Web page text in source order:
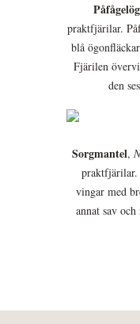
praktfjärilar.
blå
Fjärilen
den
Sorgmantel,
praktfjärilar.
vingar med
annat sav